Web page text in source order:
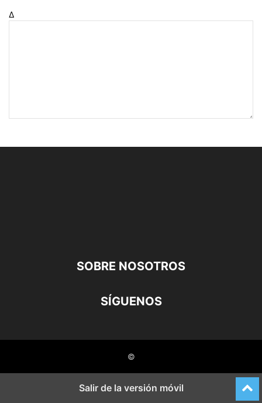
Δ
SOBRE NOSOTROS
SÍGUENOS
©
Salir de la versión móvil